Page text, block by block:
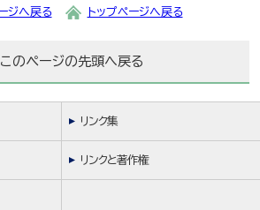
ジへ戻る トップページへ戻る
このページの先頭へ戻る
リンク集
リンクと著作権